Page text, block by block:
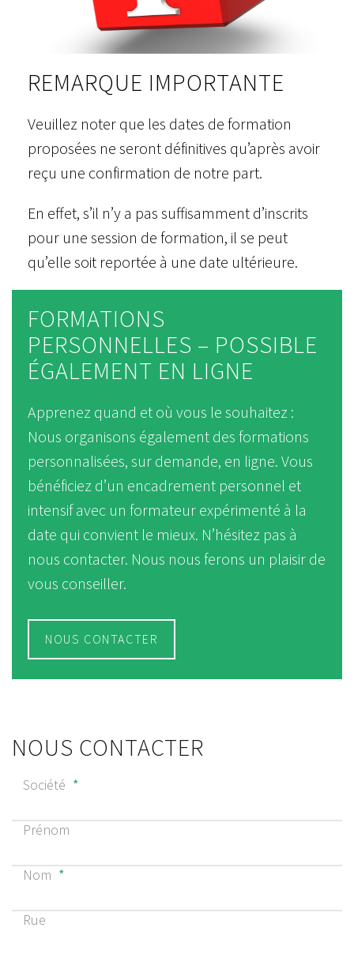
REMARQUE IMPORTANTE
Veuillez noter que les dates de formation
proposées ne seront définitives qu’après avoir
reçu une confirmation de notre part.
En effet, s’il n’y a pas suffisamment d’inscrits
pour une session de formation, il se peut
qu’elle soit reportée à une date ultérieure.
FORMATIONS
PERSONNELLES – POSSIBLE
ÉGALEMENT EN LIGNE
Apprenez quand et où vous le souhaitez :
Nous organisons également des formations
personnalisées, sur demande, en ligne. Vous
bénéficiez d’un encadrement personnel et
intensif avec un formateur expérimenté à la
date qui convient le mieux. N’hésitez pas à
nous contacter. Nous nous ferons un plaisir de
vous conseiller.
NOUS CONTACTER
NOUS CONTACTER
Société *
Prénom
Nom *
Rue